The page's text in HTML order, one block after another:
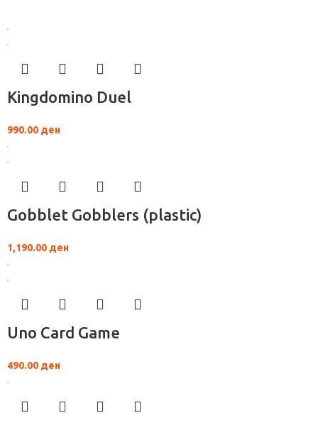
Kingdomino Duel
990.00 ден
Gobblet Gobblers (plastic)
1,190.00 ден
Uno Card Game
490.00 ден